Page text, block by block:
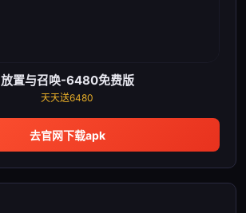
放置与召唤-6480免费版
天天送6480
去官网下载apk